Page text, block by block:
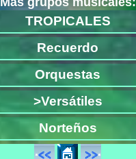
TROPICALES
Recuerdo
Orquestas
>Versátiles
Norteños